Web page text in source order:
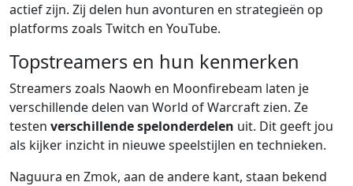
actief zijn. Zij delen hun avonturen en strategieën op
platforms zoals Twitch en YouTube.
Topstreamers en hun kenmerken
Streamers zoals Naowh en Moonfirebeam laten je
verschillende delen van World of Warcraft zien. Ze
testen verschillende spelonderdelen uit. Dit geeft jou
als kijker inzicht in nieuwe speelstijlen en technieken.
Naguura en Zmok, aan de andere kant, staan bekend